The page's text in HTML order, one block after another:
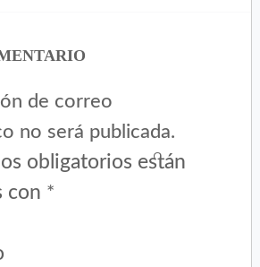
de correo
no será publicada.
obligatorios están
con *